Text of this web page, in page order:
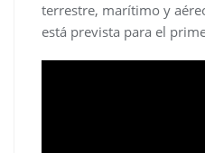
terrestre, marítimo y
está prevista para el